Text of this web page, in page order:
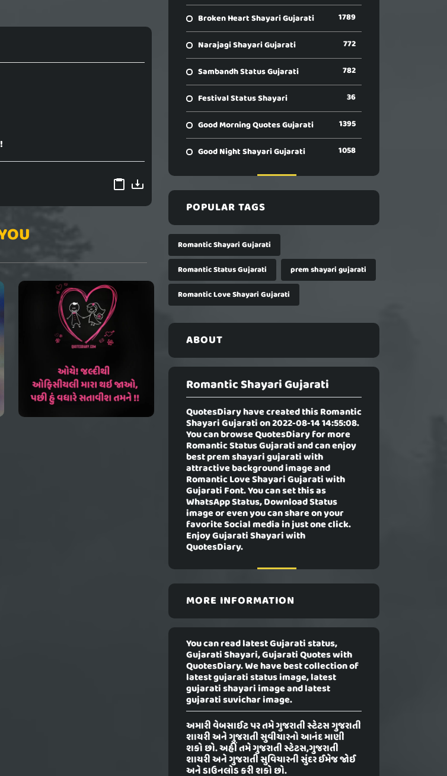
Broken Heart Shayari Gujarati 1789
Narajagi Shayari Gujarati 772
Sambandh Status Gujarati 782
Festival Status Shayari 36
Good Morning Quotes Gujarati 1395
Good Night Shayari Gujarati 1058
POPULAR TAGS
Romantic Shayari Gujarati
Romantic Status Gujarati
prem shayari gujarati
Romantic Love Shayari Gujarati
ABOUT
Romantic Shayari Gujarati
QuotesDiary have created thisRomantic
Shayari Gujaration 2022-08-14 14:55:08.
You can browse QuotesDiary for more
Romantic Status Gujarati and can enjoy
best prem shayari gujarati with
attractive background image and
Romantic Love Shayari Gujarati with
Gujarati Font. You can set this as
WhatsApp Status, Download Status
image or even you can share on your
favorite Social media in just one click.
Enjoy Gujarati Shayari with
QuotesDiary.
MORE INFORMATION
You can read latest Gujarati status,
Gujarati Shayari, Gujarati Quotes with
QuotesDiary. We have best collection of
latest gujarati status image, latest
gujarati shayari image and latest
gujarati suvichar image.
અમારી વેબસાઈટ પર તમે ગુજરાતી સ્ટેટસ ગુજરાતી
શાયરી અને ગુજરાતી સુવીચારનો આનંદ માણી
શકો છો. અહીં તમે ગુજરાતી સ્ટેટસ,ગુજરાતી
શાયરી અને ગુજરાતી સુવિચારની સુંદર ઈમેજ જોઈ
અને ડાઉનલોડ કરી શકો છો.